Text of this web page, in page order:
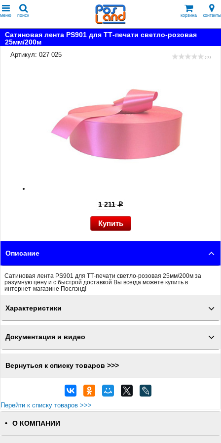
меню поиск корзина контакты
Сатиновая лента PS901 для ТТ-печати светло-розовая
25мм/200м
Артикул: 027 025
( 0 )
1 211p
Описание
Сатиновая лента PS901 для ТТ-печати светло-розовая 25мм/200м за
разумную цену и с быстрой доставкой Вы всегда можете купить в
интернет-магазине Послэнд!
Характеристики
Документация и видео
Вернуться к списку товаров >>>
Перейти к списку товаров >>>
О КОМПАНИИ